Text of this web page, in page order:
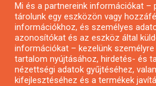
Pályázatírás civil szervezeteknek
Pályázatírás önkormányzatoknak
Pályázatfigyelés
Specifikus pályázatfigyelés vagy
Mi és a partnereink információkat –
tárolunk egy eszközön vagy
információkhoz, és személyes
azonosítókat és az eszköz által
információkat – kezelünk
tartalom nyújtásához, hirdetés- és
nézettségi adatok gyűjtéséhez,
kifejlesztéséhez és a termékek